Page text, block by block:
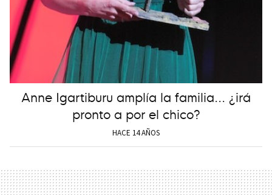
Anne Igartiburu amplía la familia... ¿irá
pronto a por el chico?
HACE 14 AÑOS